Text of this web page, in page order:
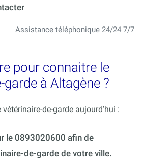
Assistance téléphonique 24/24 7/7
pour connaitre le
à Altagène ?
de-garde aujourd’hui :
le 0893020600 afin de
de-garde de votre ville.